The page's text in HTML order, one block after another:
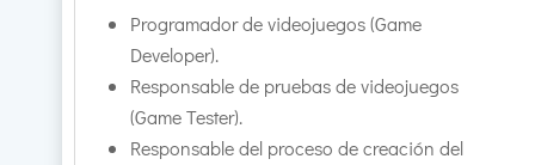
Programador de videojuegos (Game
Developer).
Responsable de pruebas de videojuegos
(Game Tester).
Responsable del proceso de creación del